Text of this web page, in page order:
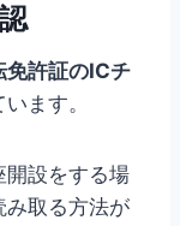
免許証のICチ
ます。
開設をする場
み取る方法が